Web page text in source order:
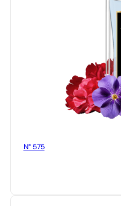
N° 575